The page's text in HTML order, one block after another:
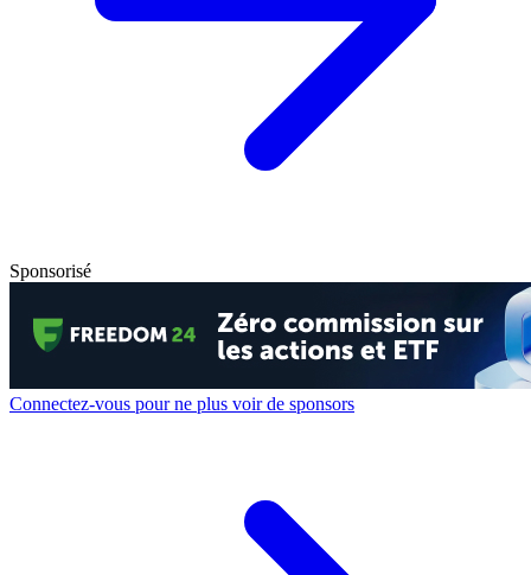
Sponsorisé
Connectez-vous pour ne plus voir de sponsors